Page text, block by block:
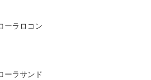
ーラロコン
ーラサンド